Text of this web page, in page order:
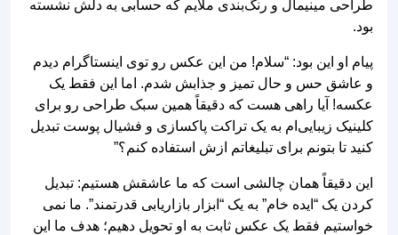
طراحی مینیمال و رنگ‌بندی ملایم که حسابی به دلش نشسته
بود.
پیام او این بود: “سلام! من این عکس رو توی اینستاگرام دیدم
و عاشق حس و حال تمیز و جذابش شدم. اما این فقط یک
عکسه! آیا راهی هست که دقیقاً همین سبک طراحی رو برای
کلینیک زیبایی‌ام به یک تراکت پاکسازی و فشیال پوست تبدیل
کنید تا بتونم برای تبلیغاتم ازش استفاده کنم؟”
این دقیقاً همان چالشی است که ما عاشقش هستیم: تبدیل
کردن یک “ایده خام” به یک “ابزار بازاریابی قدرتمند”. ما نمی‌
خواستیم فقط یک عکس ثابت به او تحویل دهیم؛ هدف ما این